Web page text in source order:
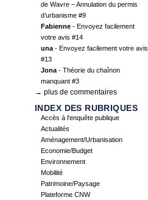
de Wavre – Annulation du permis
d’urbanisme #9
Fabienne - Envoyez facilement
votre avis #14
una - Envoyez facilement votre avis
#13
Jona - Théorie du chaînon
manquant #3
→ plus de commentaires
INDEX DES RUBRIQUES
Accès à l'enquête publique
Actualités
Aménagement/Urbanisation
Economie/Budget
Environnement
Mobilité
Patrimoine/Paysage
Plateforme CNW